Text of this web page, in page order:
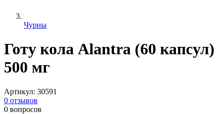
Чурны
Готу кола Alantra (60 капсул)
500 мг
Артикул: 30591
0 отзывов
0 вопросов